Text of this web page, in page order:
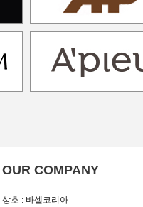
OUR COMPANY
상호 : 바셀코리아